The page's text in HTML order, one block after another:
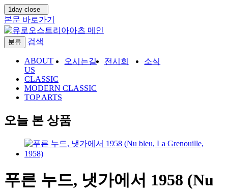
1day close
본문 바로가기
분류 검색
ABOUT
US
오시는길 전시회 소식
CLASSIC
MODERN CLASSIC
TOP ARTS
오늘 본 상품
푸른 누드, 냇가에서 1958 (Nu